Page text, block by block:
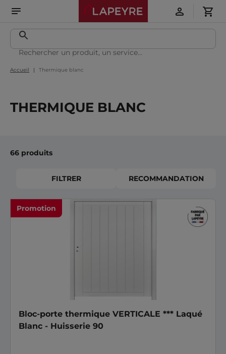
Accueil Thermique blanc
THERMIQUE BLANC
66 produits
FILTRER RECOMMANDATION
Promotion
Bloc-porte thermique VERTICALE *** Laqué
Blanc - Huisserie 90